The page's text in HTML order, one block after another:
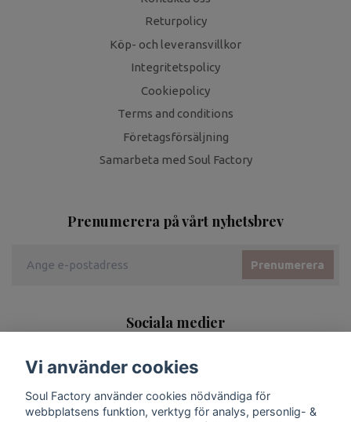
Returpolicy
Köp- och leveransvillkor
Integritetspolicy
Cookiepolicy
Terms and conditions
Företagsförsäljning
Samarbeta med Soul Factory
Prenumerera på vårt nyhetsbrev
Prenumerera
Sociala medier
Vi använder cookies
Soul Factory använder cookies nödvändiga för
webbplatsens funktion, verktyg för analys, personlig- &